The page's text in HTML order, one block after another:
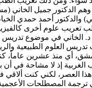
عرفوا بـ (٣ خ) وهم الدكتور جميل
أحمد حمدي
تعريب علوم أخرى
1934 كتب د. الخاني في موضوع
العلوم الطبيعية
أي منذ عشرين عاماً،
الغربية إذ لا مشاحة في أن
هذا العصر، لكني كنت
ترجمة المصطلحات الأعجمية